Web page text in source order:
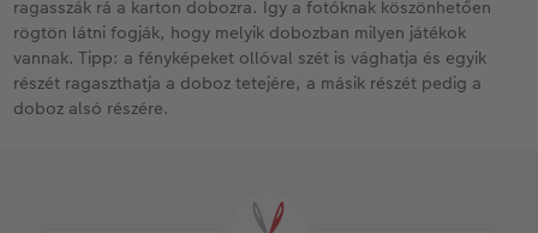
ragasszák rá a karton dobozra. Így a fotóknak köszönhetően
rögtön látni fogják, hogy melyik dobozban milyen játékok
vannak. Tipp: a fényképeket ollóval szét is vághatja és egyik
részét ragaszthatja a doboz tetejére, a másik részét pedig a
doboz alsó részére.